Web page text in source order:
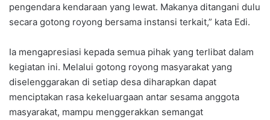
pengendara kendaraan yang lewat. Makanya ditangani dulu
secara gotong royong bersama instansi terkait,” kata Edi.
Ia mengapresiasi kepada semua pihak yang terlibat dalam
kegiatan ini. Melalui gotong royong masyarakat yang
diselenggarakan di setiap desa diharapkan dapat
menciptakan rasa kekeluargaan antar sesama anggota
masyarakat, mampu menggerakkan semangat